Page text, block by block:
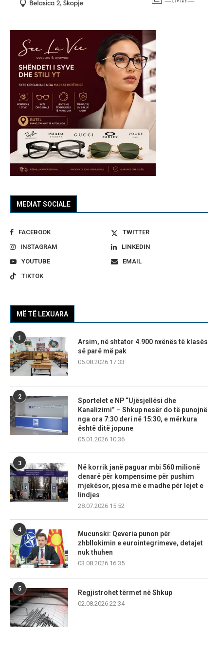
MEDIAT SOCIALE
FACEBOOK
TWITTER
INSTAGRAM
LINKEDIN
YOUTUBE
EMAIL
TIKTOK
MË TË LEXUARA
1
Arsim, në shtator 4.900 nxënës të klasës
së parë më pak
06.08.2026 17:33
2
Sportelet e NP “Ujësjellësi dhe
Kanalizimi” – Shkup nesër do të punojnë
nga ora 7:30 deri në 15:30, e mërkura
është ditë jopune
05.01.2026 10:36
3
Në korrik janë paguar mbi 560 milionë
denarë për kompensime për pushim
mjekësor, pjesa më e madhe për lejet e
lindjes
28.07.2026 15:52
4
Mucunski: Qeveria punon për
zhbllokimin e eurointegrimeve, detajet
nuk thuhen
03.08.2026 16:35
5
Regjistrohet tërmet në Shkup
02.08.2026 22:34